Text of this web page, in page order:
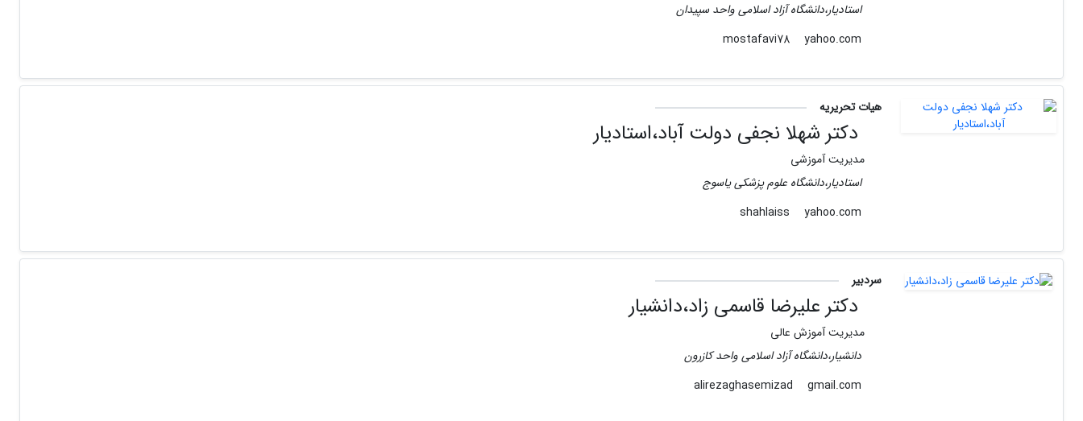
استادیار،دانشگاه آزاد اسلامی واحد سپیدان
yahoo.com
هیات تحریریه
دکتر شهلا نجفی دولت آباد،استادیار
مدیریت آموزشی
استادیار،دانشگاه علوم پزشکی یاسوج
yahoo.com
سردبیر
دکتر علیرضا قاسمی زاد،دانشیار
مدیریت آموزش عالی
دانشیار،دانشگاه آزاد اسلامی واحد کازرون
gmail.com